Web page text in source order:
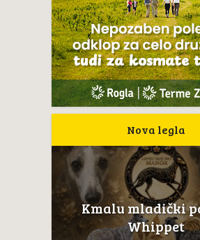
Nova legla
Kmalu mladički
Whippet